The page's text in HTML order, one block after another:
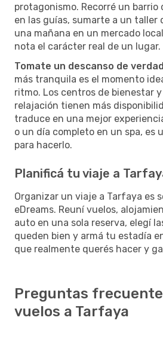
protagonismo. Recorré un barrio
en las guías, sumarte a un taller
una mañana en un mercado
nota el carácter real de un lugar.
Tomate un descanso de verdad
más tranquila es el momento
ritmo. Los centros de bienestar
relajación tienen más
traduce en una mejor
o un día completo en un spa, es
para hacerlo.
Planificá tu viaje a
Organizar un viaje a Tarfaya es
eDreams. Reuní vuelos,
auto en una sola reserva, elegí
queden bien y armá tu estadía
que realmente querés hacer y
Preguntas
vuelos a Tarfaya